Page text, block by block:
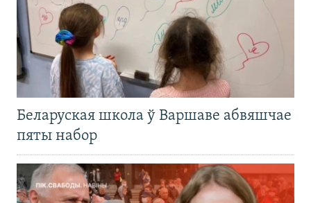
Беларуская школа ў Варшаве абвяшчае
пяты набор